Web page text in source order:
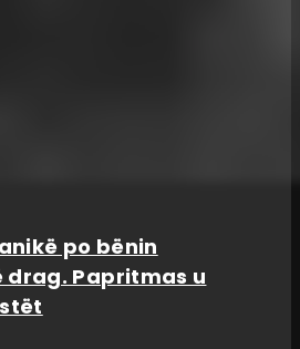
po bënin
Papritmas u